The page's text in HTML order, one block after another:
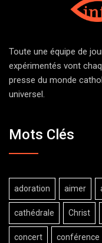
Toute une équipe de
expérimentés vont
presse du monde
universel.
Mots Clés
adoration aimer
cathédrale Christ
concert conférence